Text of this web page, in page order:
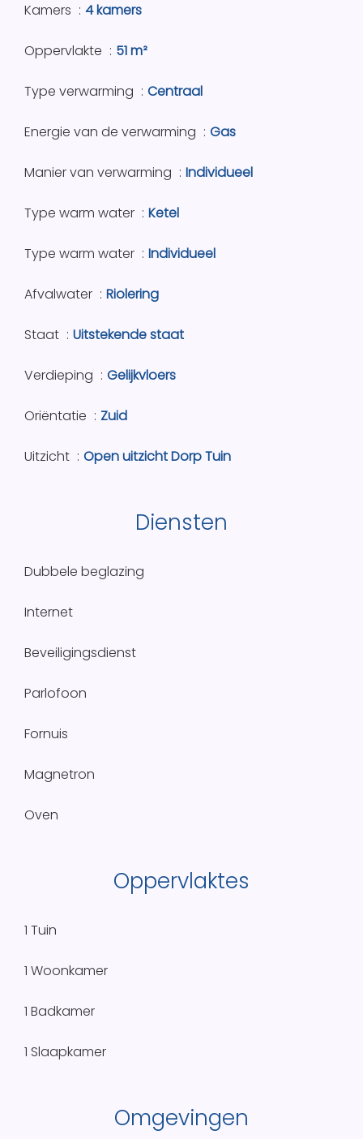
Kamers 4 kamers
Oppervlakte 51 m²
Type verwarming Centraal
Energie van de verwarming Gas
Manier van verwarming Individueel
Type warm water Ketel
Type warm water Individueel
Afvalwater Riolering
Staat Uitstekende staat
Verdieping Gelijkvloers
Oriëntatie Zuid
Uitzicht Open uitzicht Dorp Tuin
Diensten
Dubbele beglazing
Internet
Beveiligingsdienst
Parlofoon
Fornuis
Magnetron
Oven
Oppervlaktes
1 Tuin
1 Woonkamer
1 Badkamer
1 Slaapkamer
Omgevingen